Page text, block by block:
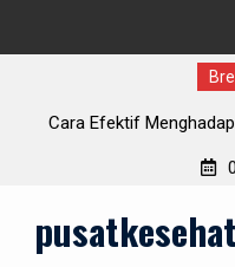
Cara Efektif
content